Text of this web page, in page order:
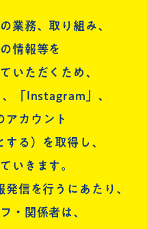
業務、取り組み、
情報等を
いただくため、
「Instagram」、
アカウント
する）を取得し、
いきます。
発信を行うにあたり、
・関係者は、